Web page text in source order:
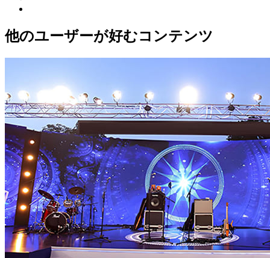
他のユーザーが好むコンテンツ